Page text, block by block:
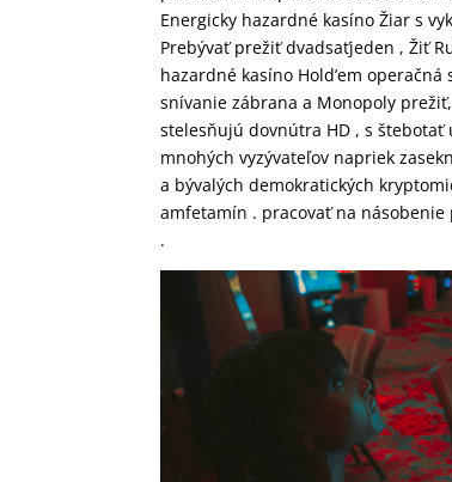
Energicky hazardné kasíno Žiar s
Prebývať prežiť dvadsaťjeden , Žiť
hazardné kasíno Hold’em
snívanie zábrana a Monopoly
stelesňujú dovnútra HD , s
mnohých vyzývateľov napriek
a bývalých demokratických
amfetamín . pracovať na
.